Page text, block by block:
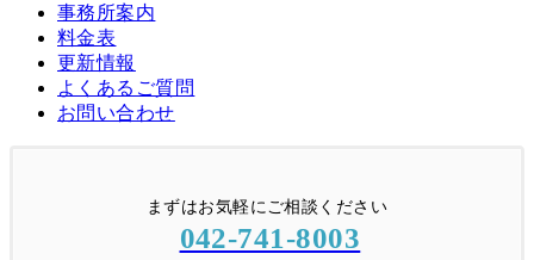
事務所案内
料金表
更新情報
よくあるご質問
お問い合わせ
まずはお気軽にご相談ください
042-741-8003